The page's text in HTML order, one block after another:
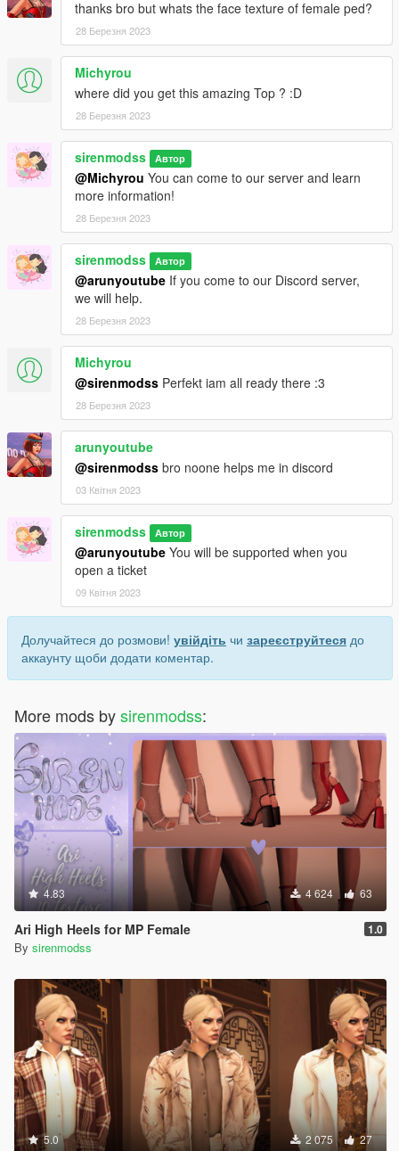
thanks bro but whats the face texture of female ped?
28 Березня 2023
Michyrou
where did you get this amazing Top ? :D
28 Березня 2023
sirenmodss Автор
@Michyrou You can come to our server and learn
more information!
28 Березня 2023
sirenmodss Автор
@arunyoutube If you come to our Discord server,
we will help.
28 Березня 2023
Michyrou
@sirenmodss Perfekt iam all ready there :3
28 Березня 2023
arunyoutube
@sirenmodss bro noone helps me in discord
03 Квітня 2023
sirenmodss Автор
@arunyoutube You will be supported when you
open a ticket
09 Квітня 2023
Долучайтеся до розмови! увійдіть чи зареєструйтеся до
аккаунту щоби додати коментар.
More mods bysirenmodss:
4.83 4 624 63
Ari High Heels for MP Female 1.0
By sirenmodss
5.0 2 075 27